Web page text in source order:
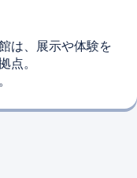
は、展示や体験を
点。